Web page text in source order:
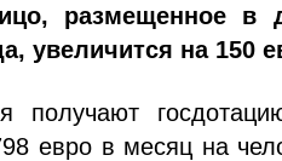
размещенное в
увеличится на 150
получают
евро в месяц на